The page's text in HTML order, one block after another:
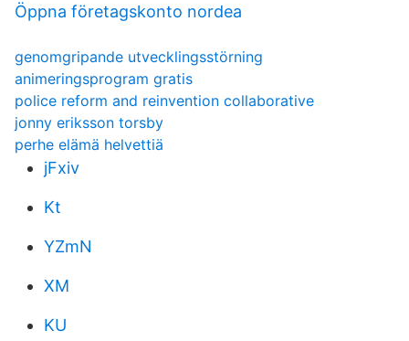
Öppna företagskonto nordea
genomgripande utvecklingsstörning
animeringsprogram gratis
police reform and reinvention collaborative
jonny eriksson torsby
perhe elämä helvettiä
jFxiv
Kt
YZmN
XM
KU